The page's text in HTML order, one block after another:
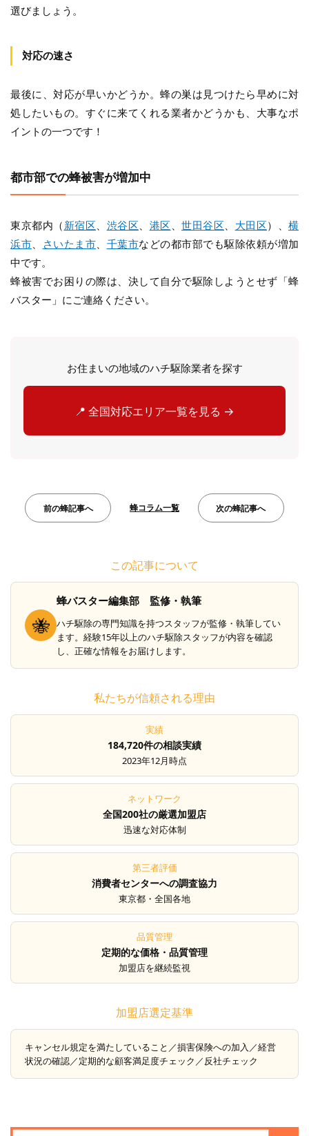
選びましょう。
対応の速さ
最後に、対応が早いかどうか。蜂の巣は見つけたら早めに対
処したいもの。すぐに来てくれる業者かどうかも、大事なポ
イントの一つです！
都市部での蜂被害が増加中
東京都内（ 新宿区、 渋谷区、 港区 、 世田谷区、 大田区）、 横
浜市、 さいたま市、 千葉市などの都市部でも駆除依頼が増加
中です。
蜂被害でお困りの際は、決して自分で駆除しようとせず「蜂
バスター」にご連絡ください。
お住まいの地域のハチ駆除業者を探す
📍 全国対応エリア一覧を見る →
前の蜂記事へ 蜂コラム一覧 次の蜂記事へ
この記事について
🐝
蜂バスター編集部 監修・執筆
ハチ駆除の専門知識を持つスタッフが監修・執筆してい
ます。経験15年以上のハチ駆除スタッフが内容を確認
し、正確な情報をお届けします。
私たちが信頼される理由
実績
184,720件の相談実績
2023年12月時点
ネットワーク
全国200社の厳選加盟店
迅速な対応体制
第三者評価
消費者センターへの調査協力
東京都・全国各地
品質管理
定期的な価格・品質管理
加盟店を継続監視
加盟店選定基準
キャンセル規定を満たしていること／損害保険への加入／経営
状況の確認／定期的な顧客満足度チェック／反社チェック